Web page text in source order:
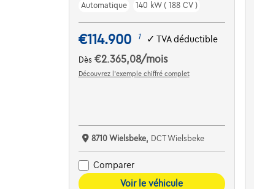
Automatique
140 kW ( 188 CV )
€114.900 1 ✓ TVA déductible
Dès €2.365,08/mois
Découvrez l’exemple chiffré complet
8710 Wielsbeke, DCT Wielsbeke
Comparer
Voir le véhicule